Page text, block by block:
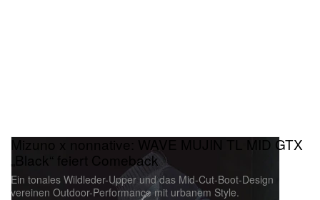
Mizuno x nonnative: WAVE MUJIN TL MID GTX
„Black“ feiert Comeback
Ein tonales Wildleder-Upper und das Mid-Cut-Boot-Design
vereinen Outdoor-Performance mit urbanem Style.